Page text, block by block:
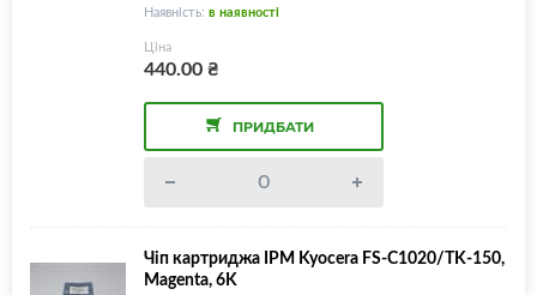
Наявність: в наявності
Ціна
440.00₴
ПРИДБАТИ
Чіп картриджа IPM Kyocera FS-C1020/TK-150,
Magenta, 6K